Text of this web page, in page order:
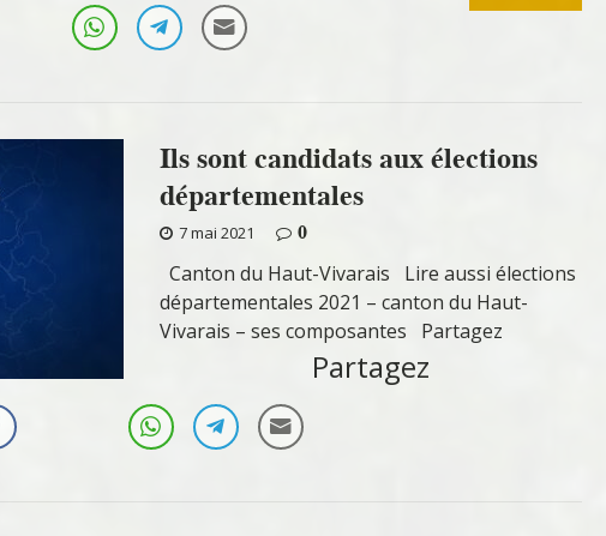
Ils sont candidats aux élections
départementales
7 mai 2021
0
Canton du Haut-Vivarais Lire aussi élections
départementales 2021 – canton du Haut-
Vivarais – ses composantes Partagez
Partagez